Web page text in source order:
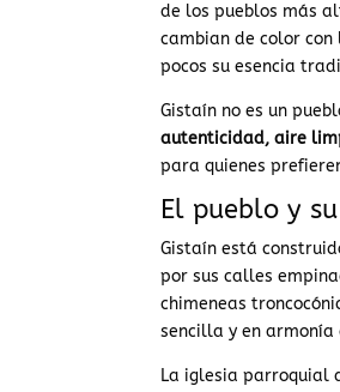
de los pueblos más
cambian de color
pocos su esencia
Gistaín no es un
autenticidad, aire
para quienes
El pueblo y
Gistaín está
por sus calles
chimeneas
sencilla y en armonía
La iglesia parroquial